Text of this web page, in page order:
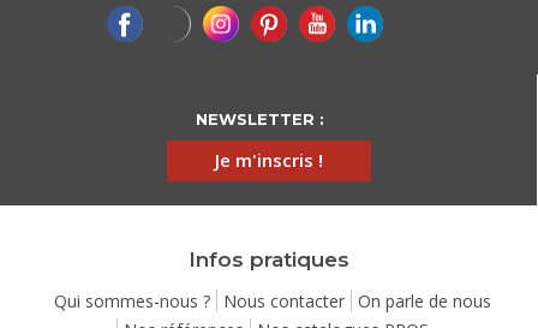
NEWSLETTER :
Je m'inscris !
Infos pratiques
Qui sommes-nous ? Nous contacter
On parle de nous